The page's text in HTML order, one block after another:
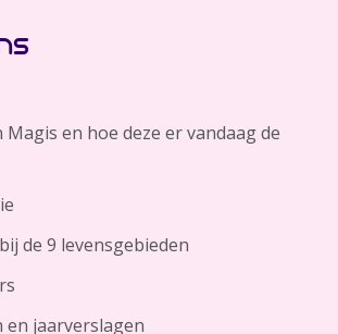
Magis en hoe deze er vandaag de
de 9 levensgebieden
en jaarverslagen